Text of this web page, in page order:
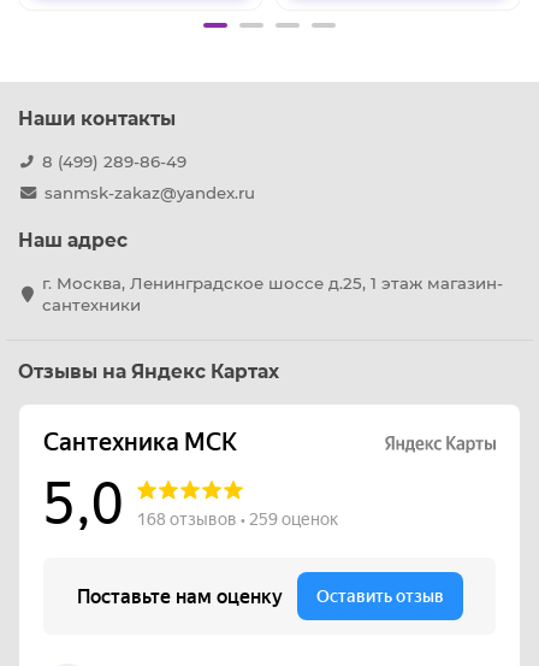
Наши контакты
8 (499) 289-86-49
sanmsk-zakaz@yandex.ru
Наш адрес
г. Москва, Ленинградское шоссе д.25, 1 этаж магазин-
сантехники
Отзывы на Яндекс Картах